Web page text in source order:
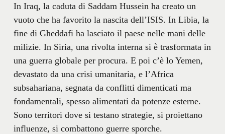
In Iraq, la caduta di Saddam Hussein ha creato un
vuoto che ha favorito la nascita dell’ISIS. In Libia, la
fine di Gheddafi ha lasciato il paese nelle mani delle
milizie. In Siria, una rivolta interna si è trasformata in
una guerra globale per procura. E poi c’è lo Yemen,
devastato da una crisi umanitaria, e l’Africa
subsahariana, segnata da conflitti dimenticati ma
fondamentali, spesso alimentati da potenze esterne.
Sono territori dove si testano strategie, si proiettano
influenze, si combattono guerre sporche.